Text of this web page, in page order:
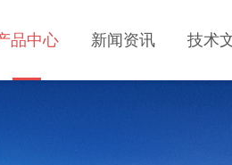
品中心 新闻资讯 技术